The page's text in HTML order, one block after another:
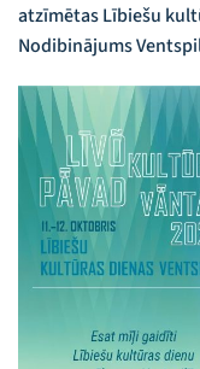
atzīmētas Lībiešu
Nodibinājums